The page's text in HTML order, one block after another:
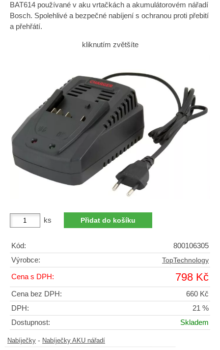
BAT614 používané v aku vrtačkách a akumulátorovém nářadí
Bosch. Spolehlivé a bezpečné nabíjení s ochranou proti přebití
a přehřátí.
kliknutím zvětšíte
ks
Kód:
800106305
Výrobce:
TopTechnology
Cena s DPH: 798 Kč
Cena bez DPH:
660 Kč
DPH:
21 %
Dostupnost:
Skladem
Nabíječky - Nabíječky AKU nářadí